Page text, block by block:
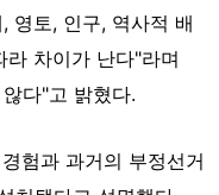
영토, 인구, 역사적 배
차이가 난다"라며
다"고 밝혔다.
험과 과거의 부정선거